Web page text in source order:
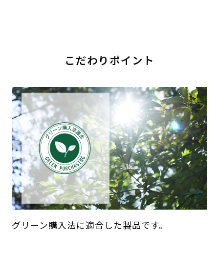
こだわりポイント
グリーン購入法に適合した製品です。